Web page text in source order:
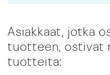
Asiakkaat, jotka
tuotteen, ostivat
tuotteita: